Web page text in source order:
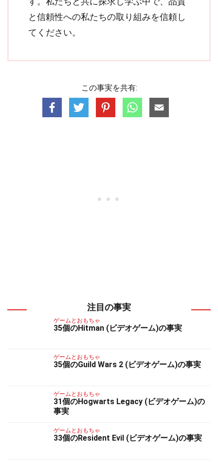
と信頼性への私たちの取り組みを信頼し
てください。
この事実を共有:
注目の事実
ゲームとおもちゃ
35個のHitman (ビデオゲーム)の事実
ゲームとおもちゃ
35個のGuild Wars 2 (ビデオゲーム)の事実
ゲームとおもちゃ
31個のHogwarts Legacy (ビデオゲーム)の
事実
ゲームとおもちゃ
33個のResident Evil (ビデオゲーム)の事実